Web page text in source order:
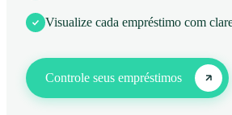
Visualize cada empréstimo com
Controle seus empréstimos